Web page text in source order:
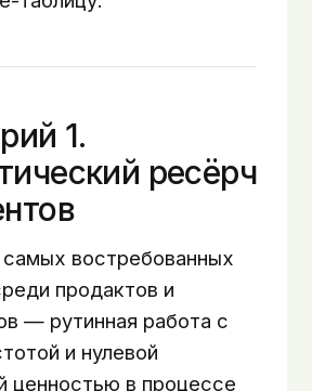
1.
ресёрч
востребованных
продактов и
— рутинная работа с
и нулевой
ценностью в процессе